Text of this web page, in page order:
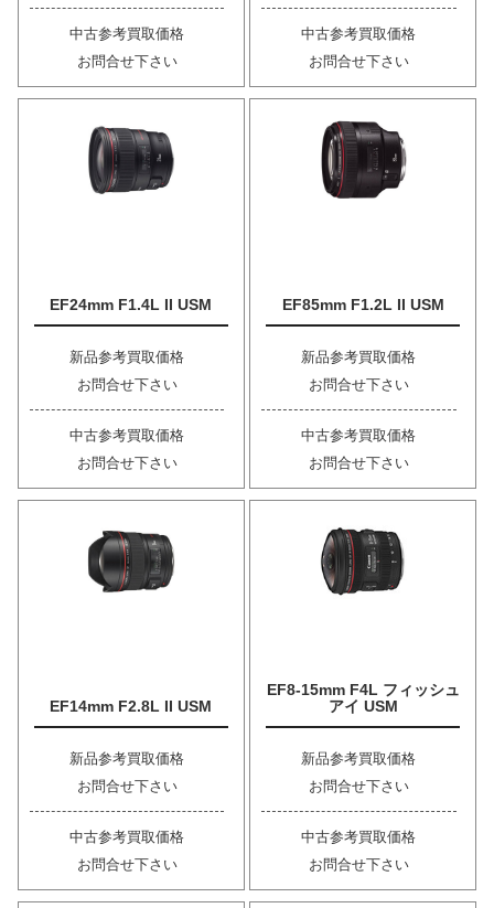
中古参考買取価格
お問合せ下さい
中古参考買取価格
お問合せ下さい
EF24mm F1.4L II USM
新品参考買取価格
お問合せ下さい
中古参考買取価格
お問合せ下さい
EF85mm F1.2L II USM
新品参考買取価格
お問合せ下さい
中古参考買取価格
お問合せ下さい
EF14mm F2.8L II USM
新品参考買取価格
お問合せ下さい
中古参考買取価格
お問合せ下さい
EF8-15mm F4L フィッシュ
アイ USM
新品参考買取価格
お問合せ下さい
中古参考買取価格
お問合せ下さい